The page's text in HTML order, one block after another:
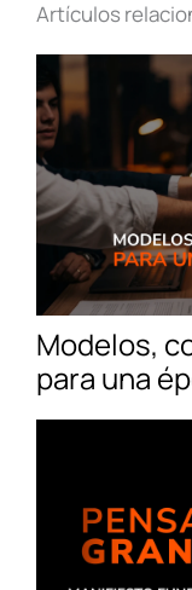
Artículos
Modelos,
para una